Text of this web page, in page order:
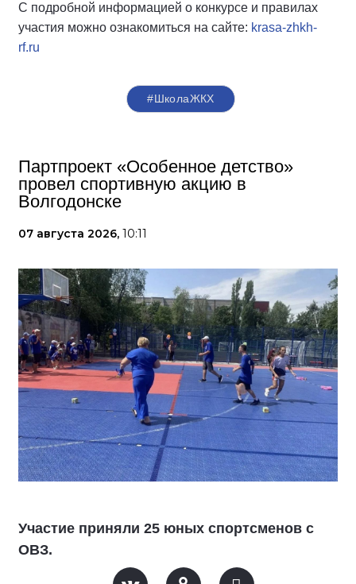
С подробной информацией о конкурсе и правилах
участия можно ознакомиться на сайте: krasa-zhkh-
rf.ru
#ШколаЖКХ
Партпроект «Особенное детство»
провел спортивную акцию в
Волгодонске
07 августа 2026, 10:11
Участие приняли 25 юных спортсменов с
ОВЗ.